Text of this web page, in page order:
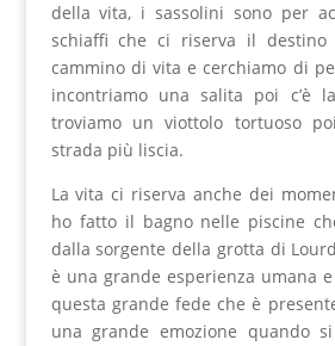
della vita, i sassolini sono per
schiaffi che ci riserva il
cammino di vita e cerchiamo di
incontriamo una salita poi c’è
troviamo un viottolo tortuoso
strada più liscia.
La vita ci riserva anche dei
ho fatto il bagno nelle piscine
dalla sorgente della grotta di
è una grande esperienza umana
questa grande fede che è
una grande emozione quando